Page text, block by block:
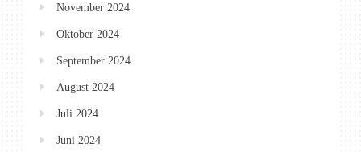
November 2024
Oktober 2024
September 2024
August 2024
Juli 2024
Juni 2024